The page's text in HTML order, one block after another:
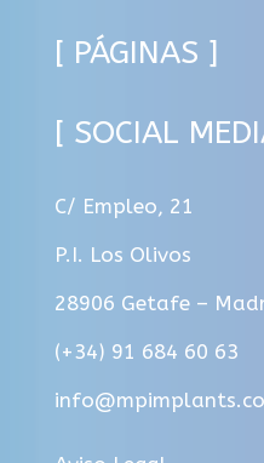
[ PÁGINAS ]
[ SOCIAL
C/ Empleo, 21
P.I. Los Olivos
28906 Getafe –
(+34) 91 684 60 63